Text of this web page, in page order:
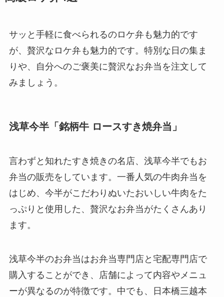
サッと手軽に食べられるのロケ弁も魅力的です
が、贅沢なロケ弁も魅力的です。特別な日の集ま
りや、自分へのご褒美に贅沢なお弁当を注文して
みましょう。
浅草今半「銘柄牛 ロースすき焼弁当」
言わずと知れたすき焼きの名店、浅草今半でもお
弁当の販売をしています。一番人気の牛肉弁当を
はじめ、今半がこだわりぬいたおいしい牛肉をた
っぷりと使用した、贅沢なお弁当がたくさんあり
ます。
浅草今半のお弁当はお弁当専門店と宅配専門店で
購入することができ、店舗によって内容やメニュ
ーが異なるのが特徴です。中でも、日本橋三越本